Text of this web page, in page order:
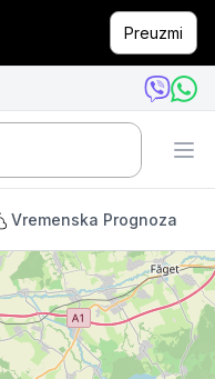
Preuzmi
Vremenska Prognoza